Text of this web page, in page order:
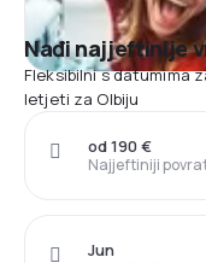
Nađi najjeftinije
Fleksibilni s datumima
letjeti za Olbiju
Najjeftiniji
od 190 €
Jun